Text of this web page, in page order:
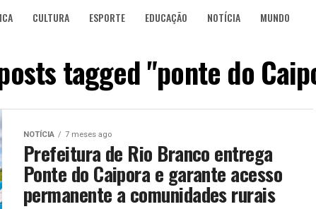
CULTURA ESPORTE EDUCAÇÃO NOTÍCIA MUNDO
tagged "ponte do
NOTÍCIA 7 meses ago
Prefeitura de Rio Branco entrega
Ponte do Caipora e garante acesso
permanente a comunidades rurais